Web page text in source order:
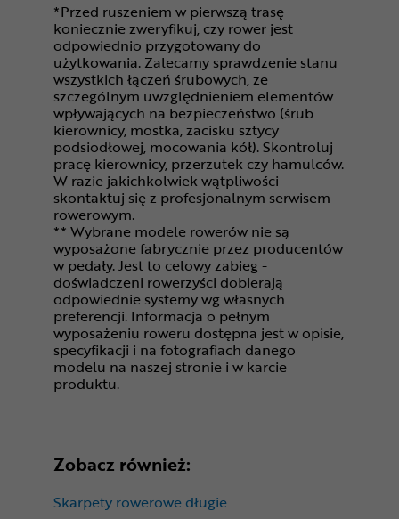
*Przed ruszeniem w pierwszą trasę
koniecznie zweryfikuj, czy rower jest
odpowiednio przygotowany do
użytkowania. Zalecamy sprawdzenie stanu
wszystkich łączeń śrubowych, ze
szczególnym uwzględnieniem elementów
wpływających na bezpieczeństwo (śrub
kierownicy, mostka, zacisku sztycy
podsiodłowej, mocowania kół). Skontroluj
pracę kierownicy, przerzutek czy hamulców.
W razie jakichkolwiek wątpliwości
skontaktuj się z profesjonalnym serwisem
rowerowym.
** Wybrane modele rowerów nie są
wyposażone fabrycznie przez producentów
w pedały. Jest to celowy zabieg -
doświadczeni rowerzyści dobierają
odpowiednie systemy wg własnych
preferencji. Informacja o pełnym
wyposażeniu roweru dostępna jest w opisie,
specyfikacji i na fotografiach danego
modelu na naszej stronie i w karcie
produktu.
Zobacz również:
Skarpety rowerowe długie